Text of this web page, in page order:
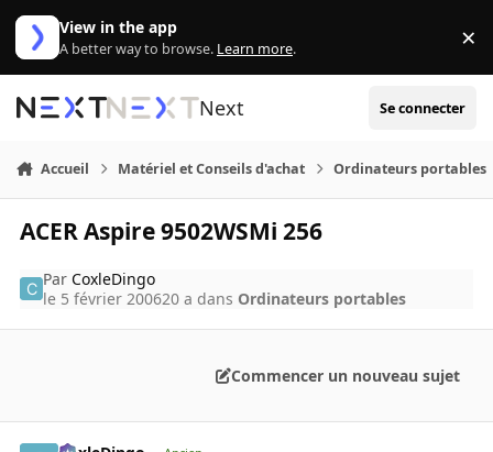
Aller au contenu
View in the app
A better way to browse. Learn more. ×
Next Se connecter
Accueil Matériel et Conseils d'achat Ordinateurs portables
ACER Aspire 9502WSMi 256
ParCoxleDingo
le 5 février 200620 a dans Ordinateurs portables
Commencer un nouveau sujet